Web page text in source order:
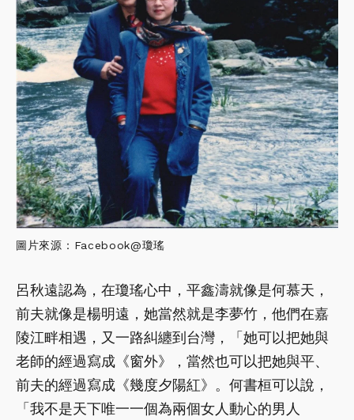
圖片來源：Facebook@瓊瑤
呂秋遠認為，在瓊瑤心中，平鑫濤就像是何慕天，
前夫就像是楊明遠，她當然就是李夢竹，他們在嘉
陵江畔相遇，又一路糾纏到台灣，「她可以把她與
老師的經過寫成《窗外》，當然也可以把她與平、
前夫的經過寫成《幾度夕陽紅》。何書桓可以說，
「我不是天下唯一一個為兩個女人動心的男人